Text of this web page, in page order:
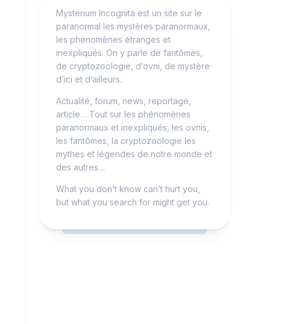
Mysterium Incognita est un site sur le
paranormal les mystères paranormaux,
les phénomènes étranges et
inexpliqués. On y parle de fantômes,
de cryptozoologie, d’ovni, de mystère
d’ici et d’ailleurs.
Actualité, forum, news, reportage,
article… Tout sur les phénomènes
paranormaux et inexpliqués, les ovnis,
les fantômes, la cryptozoologie les
mythes et légendes de notre monde et
des autres…
What you don’t know can’t hurt you,
but what you search for might get you.